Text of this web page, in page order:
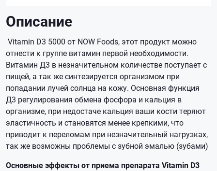
Описание
Vitamin D3 5000 от NOW Foods, этот продукт можно
отнести к группе витамин первой необходимости.
Витамин Д3 в незначительном количестве поступает с
пищей, а так же синтезируется организмом при
попадании лучей солнца на кожу. Основная функция
Д3 регулирования обмена фосфора и кальция в
организме, при недостаче кальция ваши кости теряют
эластичность и становятся менее крепкими, что
приводит к переломам при незначительный нагрузках,
так же возможны проблемы с зубной эмалью (зубами)
Основные эффекты от приема препарата Vitamin D3